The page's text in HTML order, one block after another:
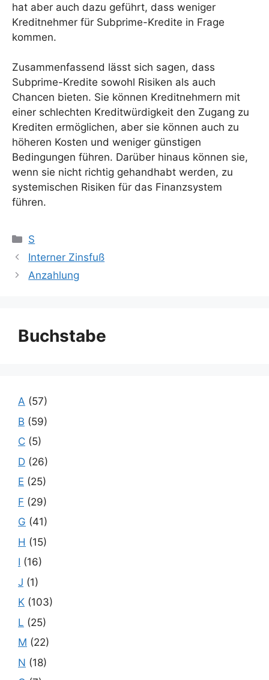
hat aber auch dazu geführt, dass weniger
Kreditnehmer für Subprime-Kredite in Frage
kommen.
Zusammenfassend lässt sich sagen, dass
Subprime-Kredite sowohl Risiken als auch
Chancen bieten. Sie können Kreditnehmern mit
einer schlechten Kreditwürdigkeit den Zugang zu
Krediten ermöglichen, aber sie können auch zu
höheren Kosten und weniger günstigen
Bedingungen führen. Darüber hinaus können sie,
wenn sie nicht richtig gehandhabt werden, zu
systemischen Risiken für das Finanzsystem
führen.
Kategorien
S
Interner Zinsfuß
Anzahlung
Buchstabe
A (57)
B (59)
C (5)
D (26)
E (25)
F (29)
G (41)
H (15)
I (16)
J (1)
K (103)
L (25)
M (22)
N (18)